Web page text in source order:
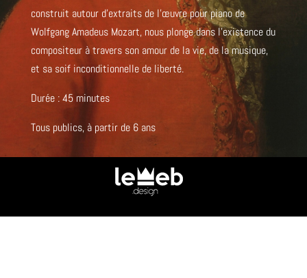
construit autour d’extraits de l’œuvre pour piano de
Wolfgang Amadeus Mozart, nous plonge dans l’existence du
compositeur à travers son amour de la vie, de la musique,
et sa soif inconditionnelle de liberté.
Durée : 45 minutes
Tous publics, à partir de 6 ans